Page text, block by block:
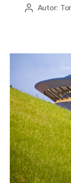
AutorAutor: